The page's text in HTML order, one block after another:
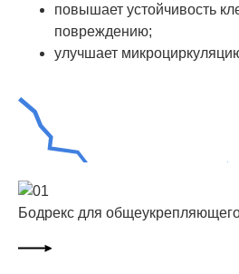
повышает устойчивость
повреждению;
улучшает
Как помогает
Бодрекс для